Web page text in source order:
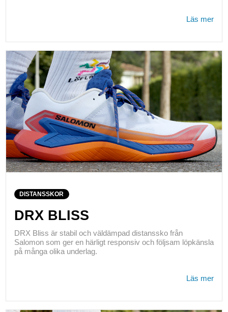
Läs mer
DISTANSSKOR
DRX BLISS
DRX Bliss är stabil och väldämpad distanssko från
Salomon som ger en härligt responsiv och följsam löpkänsla
på många olika underlag.
Läs mer